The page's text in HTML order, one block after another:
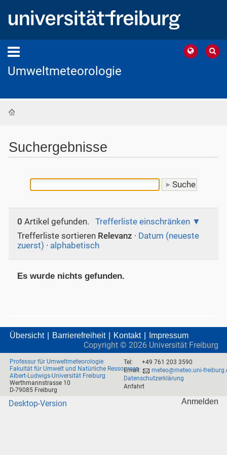
Umweltmeteorologie
Suchergebnisse
0 Artikel gefunden.
Trefferliste einschränken
Trefferliste sortieren Relevanz · Datum (neueste
zuerst) · alphabetisch
Es wurde nichts gefunden.
Übersicht Barrierefreiheit Kontakt Impressum
Copyright © 2026 Universität Freiburg
Professur für Umweltmeteorologie
Fakultät für Umwelt und Natürliche Ressourcen
Albert-Ludwigs-Universität Freiburg
Werthmannstrasse 10
D-79085 Freiburg
Tel:
+49 761 203 3590
Email:
meteo@meteo.uni-
Datenschutzerklärung
Anfahrt
Desktop-Version Anmelden